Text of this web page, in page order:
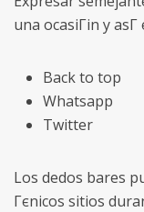
una ocasiГіn y
Back to top
Whatsapp
Twitter
Los dedos bares
Гєnicos sitios